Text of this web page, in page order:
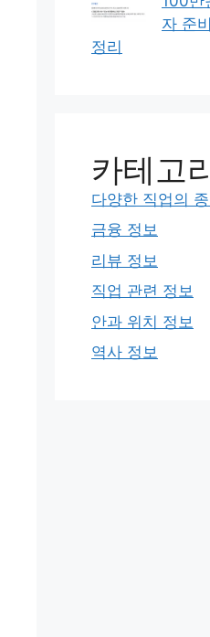
자 준
정리
카테고
다양한 직업의
금융 정보
리뷰 정보
직업 관련 정보
안과 위치 정보
역사 정보